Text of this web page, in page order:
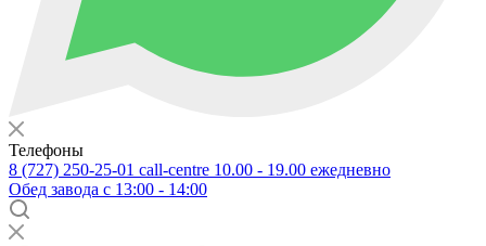
Телефоны
8 (727) 250-25-01 call-centre 10.00 - 19.00 ежедневно
Обед завода с 13:00 - 14:00